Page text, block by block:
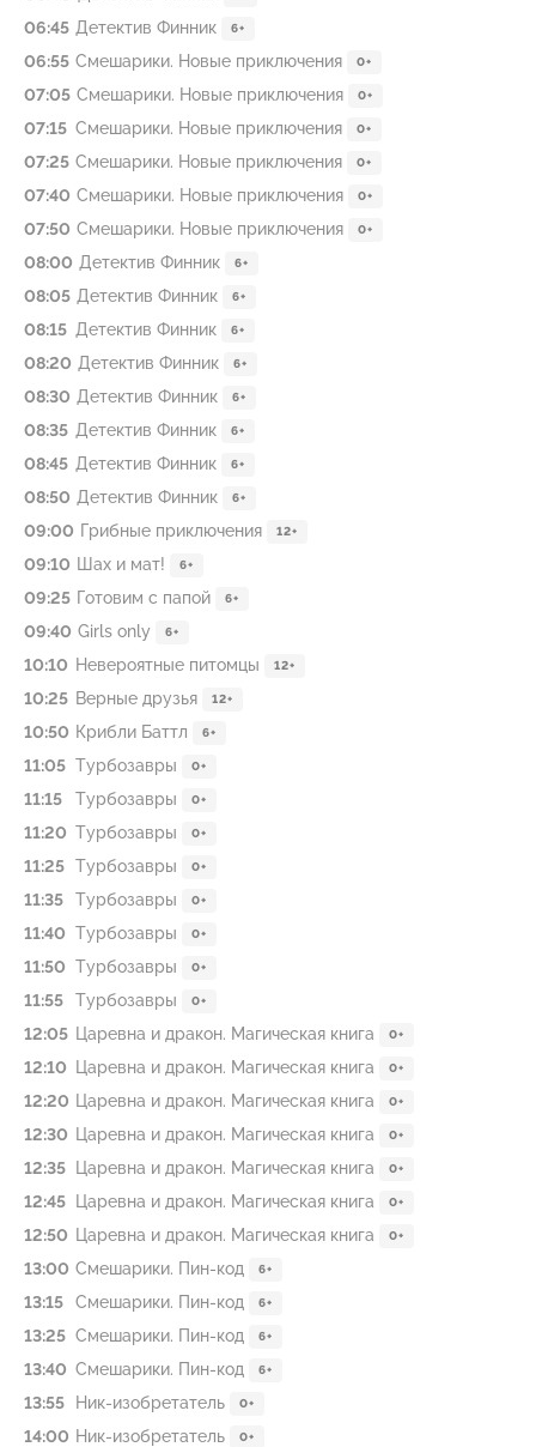
06:45 Детектив Финник 6+
06:55 Смешарики. Новые приключения 0+
07:05 Смешарики. Новые приключения 0+
07:15 Смешарики. Новые приключения 0+
07:25 Смешарики. Новые приключения 0+
07:40 Смешарики. Новые приключения 0+
07:50 Смешарики. Новые приключения 0+
08:00 Детектив Финник 6+
08:05 Детектив Финник 6+
08:15 Детектив Финник 6+
08:20 Детектив Финник 6+
08:30 Детектив Финник 6+
08:35 Детектив Финник 6+
08:45 Детектив Финник 6+
08:50 Детектив Финник 6+
09:00 Грибные приключения 12+
09:10 Шах и мат! 6+
09:25 Готовим с папой 6+
09:40 Girls only 6+
10:10 Невероятные питомцы 12+
10:25 Вeрные друзья 12+
10:50 Крибли Баттл 6+
11:05 Туpбозавры 0+
11:15 Туpбозавры 0+
11:20 Туpбозавры 0+
11:25 Туpбозавры 0+
11:35 Туpбозавры 0+
11:40 Туpбозавры 0+
11:50 Туpбозавры 0+
11:55 Туpбозавры 0+
12:05 Царевна и дракон. Магическая книга 0+
12:10 Царевна и дракон. Магическая книга 0+
12:20 Царевна и дракон. Магическая книга 0+
12:30 Царевна и дракон. Магическая книга 0+
12:35 Царевна и дракон. Магическая книга 0+
12:45 Царевна и дракон. Магическая книга 0+
12:50 Царевна и дракон. Магическая книга 0+
13:00 Смешарики. Пин-код 6+
13:15 Смешарики. Пин-код 6+
13:25 Смешарики. Пин-код 6+
13:40 Смешарики. Пин-код 6+
13:55 Ник-изобретатель 0+
14:00 Ник-изобретатель 0+